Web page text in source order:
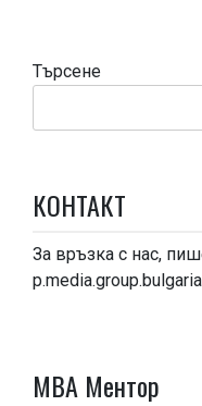
Търсене
КОНТАКТ
За връзка с нас,
МВА Ментор